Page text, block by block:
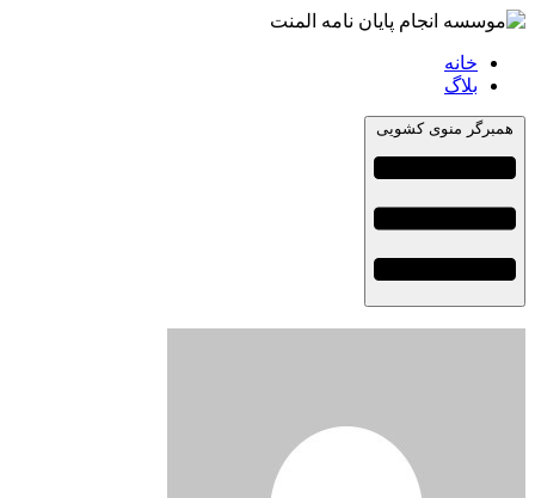
خانه
بلاگ
همبرگر منوی کشویی